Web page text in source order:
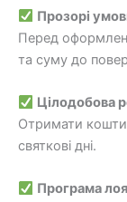
Прозорі
Перед
та суму до
Цілодобова
Отримати кошти
святкові дні.
Програма